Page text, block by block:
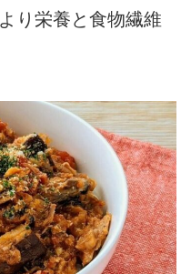
り栄養と食物繊維